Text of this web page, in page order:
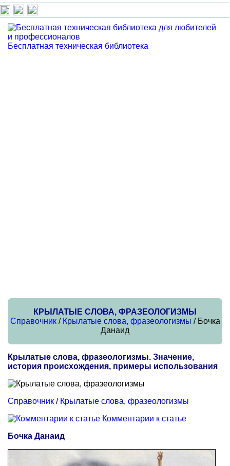
Бесплатная техническая библиотека
КРЫЛАТЫЕ СЛОВА, ФРАЗЕОЛОГИЗМЫ
Справочник/ Крылатые слова, фразеологизмы / Бочка
Данаид
Крылатые слова, фразеологизмы. Значение,
история происхождения, примеры использования
Справочник / Крылатые слова, фразеологизмы
Комментарии к статье
Бочка Данаид